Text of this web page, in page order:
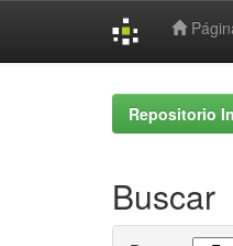
Repositorio
Buscar